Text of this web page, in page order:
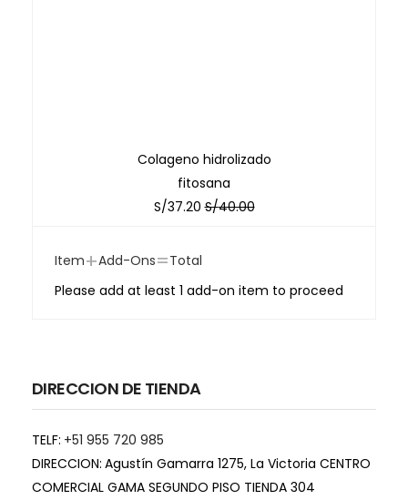
Colageno hidrolizado
fitosana
S/37.20 S/40.00
Item+Add-Ons=Total
Please add at least 1 add-on item to proceed
DIRECCION DE TIENDA
TELF: +51 955 720 985
DIRECCION: Agustín Gamarra 1275, La Victoria CENTRO
COMERCIAL GAMA SEGUNDO PISO TIENDA 304